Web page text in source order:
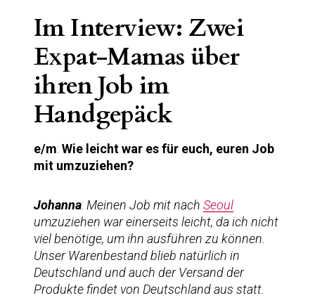
Im Interview: Zwei
Expat-Mamas über
ihren Job im
Handgepäck
e/m: Wie leicht war es für euch, euren Job
mit umzuziehen?
Johanna: Meinen Job mit nach Seoul
umzuziehen war einerseits leicht, da ich nicht
viel benötige, um ihn ausführen zu können.
Unser Warenbestand blieb natürlich in
Deutschland und auch der Versand der
Produkte findet von Deutschland aus statt.